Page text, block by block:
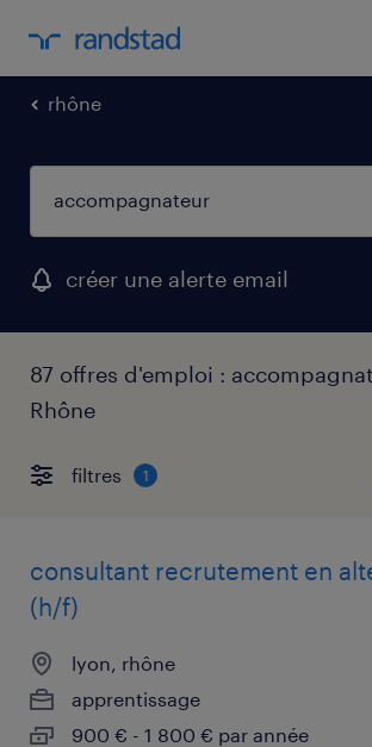
rhône
créer une alerte email
87 offres d'emploi :
Rhône
filtres 1
consultant recrutement en
(h/f)
lyon, rhône
apprentissage
900 € - 1 800 € par année